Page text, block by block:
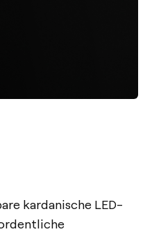
kardanische LED-